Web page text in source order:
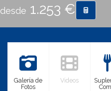
desde 1.253 €
Galería de
Fotos
Videos